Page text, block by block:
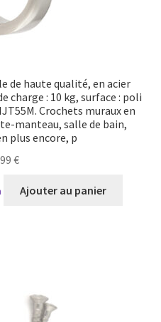
de haute qualité, en acier
charge : 10 kg, surface : poli
Crochets muraux en
manteau, salle de bain,
plus encore, p
€
Ajouter au panier